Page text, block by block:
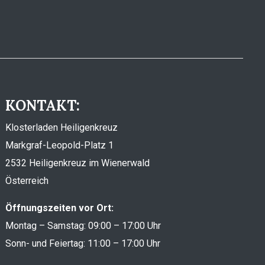
KONTAKT:
Klosterladen Heiligenkreuz
Markgraf-Leopold-Platz 1
2532 Heiligenkreuz im Wienerwald
Österreich
Öffnungszeiten vor Ort:
Montag – Samstag: 09:00 – 17:00 Uhr
Sonn- und Feiertag: 11:00 – 17:00 Uhr